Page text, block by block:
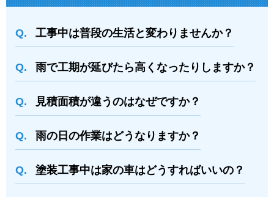
工事中は普段の生活と変わりませんか？
雨で工期が延びたら高くなったりしますか？
⾒積⾯積が違うのはなぜですか？
⾬の日の作業はどうなりますか？
塗装⼯事中は家の⾞はどうすればいいの？